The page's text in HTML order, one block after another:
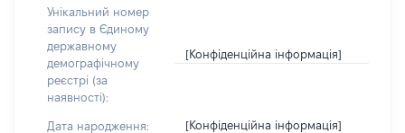
Унікальний номер
запису в Єдиному
державному
демографічному
реєстрі (за
наявності):
[Конфіденційна інформація]
Дата народження: [Конфіденційна інформація]